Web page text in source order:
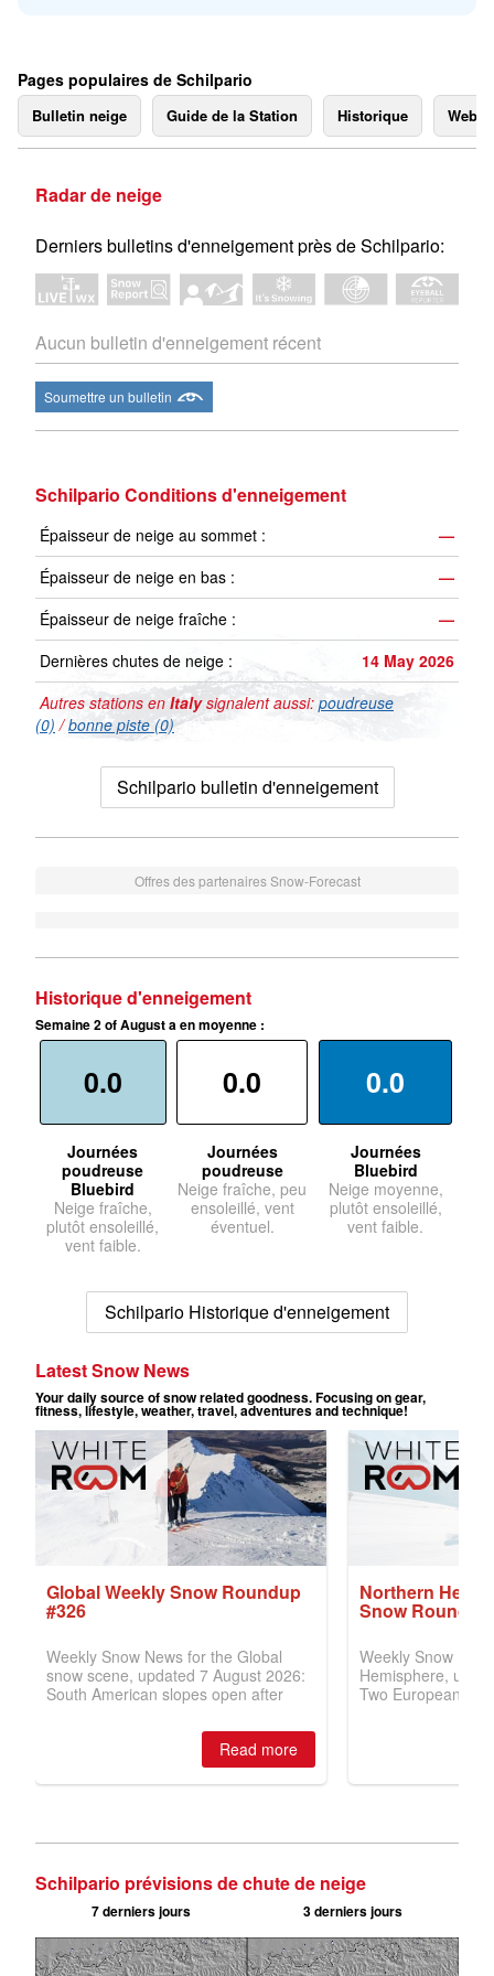
Pages populaires de Schilpario
Bulletin neige Guide de la Station Historique
Radar de neige
Derniers bulletins d'enneigement près de Schilpario:
Aucun bulletin d'enneigement récent
Soumettre un bulletin
Schilpario Conditions d'enneigement
Épaisseur de neige au sommet :
—
Épaisseur de neige en bas :
—
Épaisseur de neige fraîche :
—
Dernières chutes de neige :
14 May 2026
Autres stations en Italysignalent aussi: poudreuse
(0) /bonne piste (0)
Schilpario bulletin d'enneigement
Offres des partenaires Snow-Forecast
Historique d'enneigement
Semaine 2 of August a en moyenne :
0.0
Journées
poudreuse
Bluebird
Neige fraîche,
plutôt ensoleillé,
vent faible.
0.0
Journées
poudreuse
Neige fraîche, peu
ensoleillé, vent
éventuel.
0.0
Journées
Bluebird
Neige moyenne,
plutôt ensoleillé,
vent faible.
Schilpario Historique d'enneigement
Schilpario prévisions de chute de neige
7 derniers jours 3 derniers jours